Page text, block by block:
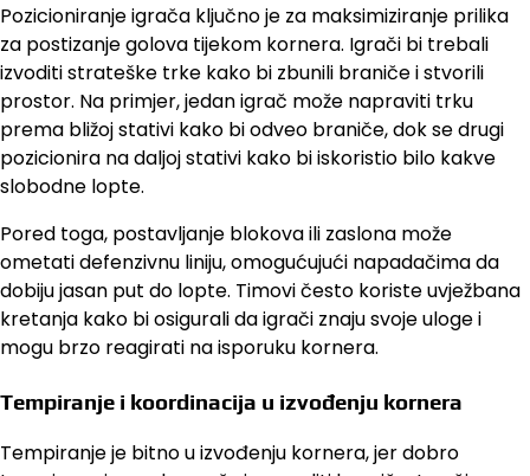
Pozicioniranje igrača ključno je za maksimiziranje prilika
za postizanje golova tijekom kornera. Igrači bi trebali
izvoditi strateške trke kako bi zbunili braniče i stvorili
prostor. Na primjer, jedan igrač može napraviti trku
prema bližoj stativi kako bi odveo braniče, dok se drugi
pozicionira na daljoj stativi kako bi iskoristio bilo kakve
slobodne lopte.
Pored toga, postavljanje blokova ili zaslona može
ometati defenzivnu liniju, omogućujući napadačima da
dobiju jasan put do lopte. Timovi često koriste uvježbana
kretanja kako bi osigurali da igrači znaju svoje uloge i
mogu brzo reagirati na isporuku kornera.
Tempiranje i koordinacija u izvođenju kornera
Tempiranje je bitno u izvođenju kornera, jer dobro